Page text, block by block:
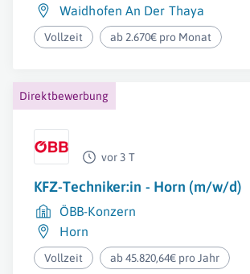
Waidhofen An Der Thaya
Vollzeit ab 2.670€ pro Monat
Direktbewerbung
vor 3 T
KFZ-Techniker:in - Horn (m/w/d)
ÖBB-Konzern
Horn
Vollzeit ab 45.820,64€ pro Jahr